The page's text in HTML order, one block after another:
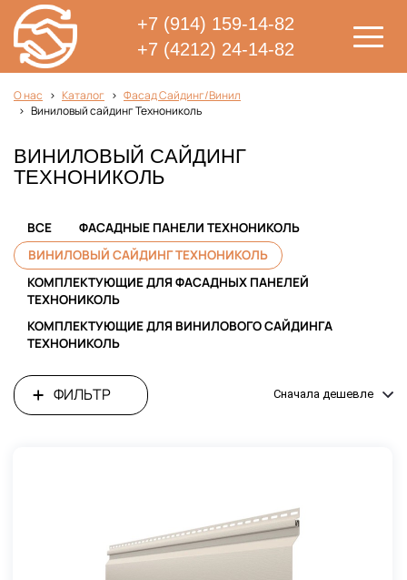
+7 (914) 159-14-82
+7 (4212) 24-14-82
О нас Каталог
Фасад Сайдинг/Винил
Виниловый сайдинг Технониколь
ВИНИЛОВЫЙ САЙДИНГ
ТЕХНОНИКОЛЬ
ВСЕ
ФАСАДНЫЕ ПАНЕЛИ ТЕХНОНИКОЛЬ
ВИНИЛОВЫЙ САЙДИНГ ТЕХНОНИКОЛЬ
КОМПЛЕКТУЮЩИЕ ДЛЯ ФАСАДНЫХ ПАНЕЛЕЙ
ТЕХНОНИКОЛЬ
КОМПЛЕКТУЮЩИЕ ДЛЯ ВИНИЛОВОГО САЙДИНГА
ТЕХНОНИКОЛЬ
ФИЛЬТР Сначала дешевле